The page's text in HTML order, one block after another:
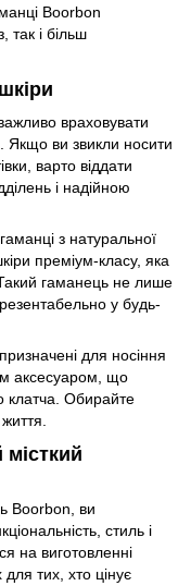
Boorbon
так і більш
враховувати
Якщо ви звикли носити
варто віддати
і надійною
з натуральної
преміум-класу, яка
гаманець не лише
у будь-
для носіння
аксесуаром, що
клатча. Обирайте
Boorbon, ви
стиль і
на виготовленні
для тих, хто цінує